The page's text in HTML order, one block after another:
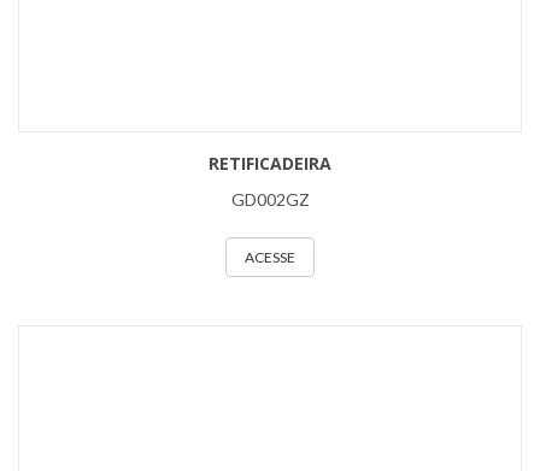
RETIFICADEIRA
GD002GZ
ACESSE